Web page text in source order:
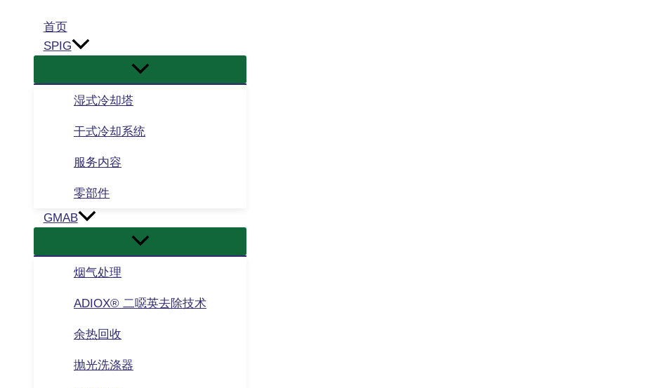
首页
SPIG
湿式冷却塔
干式冷却系统
服务内容
零部件
GMAB
烟气处理
ADIOX® 二噁英去除技术
余热回收
抛光洗涤器